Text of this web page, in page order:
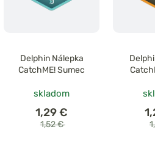
Delphin Nálepka
CatchME! Sumec
skladom
1,29 €
1,52 €